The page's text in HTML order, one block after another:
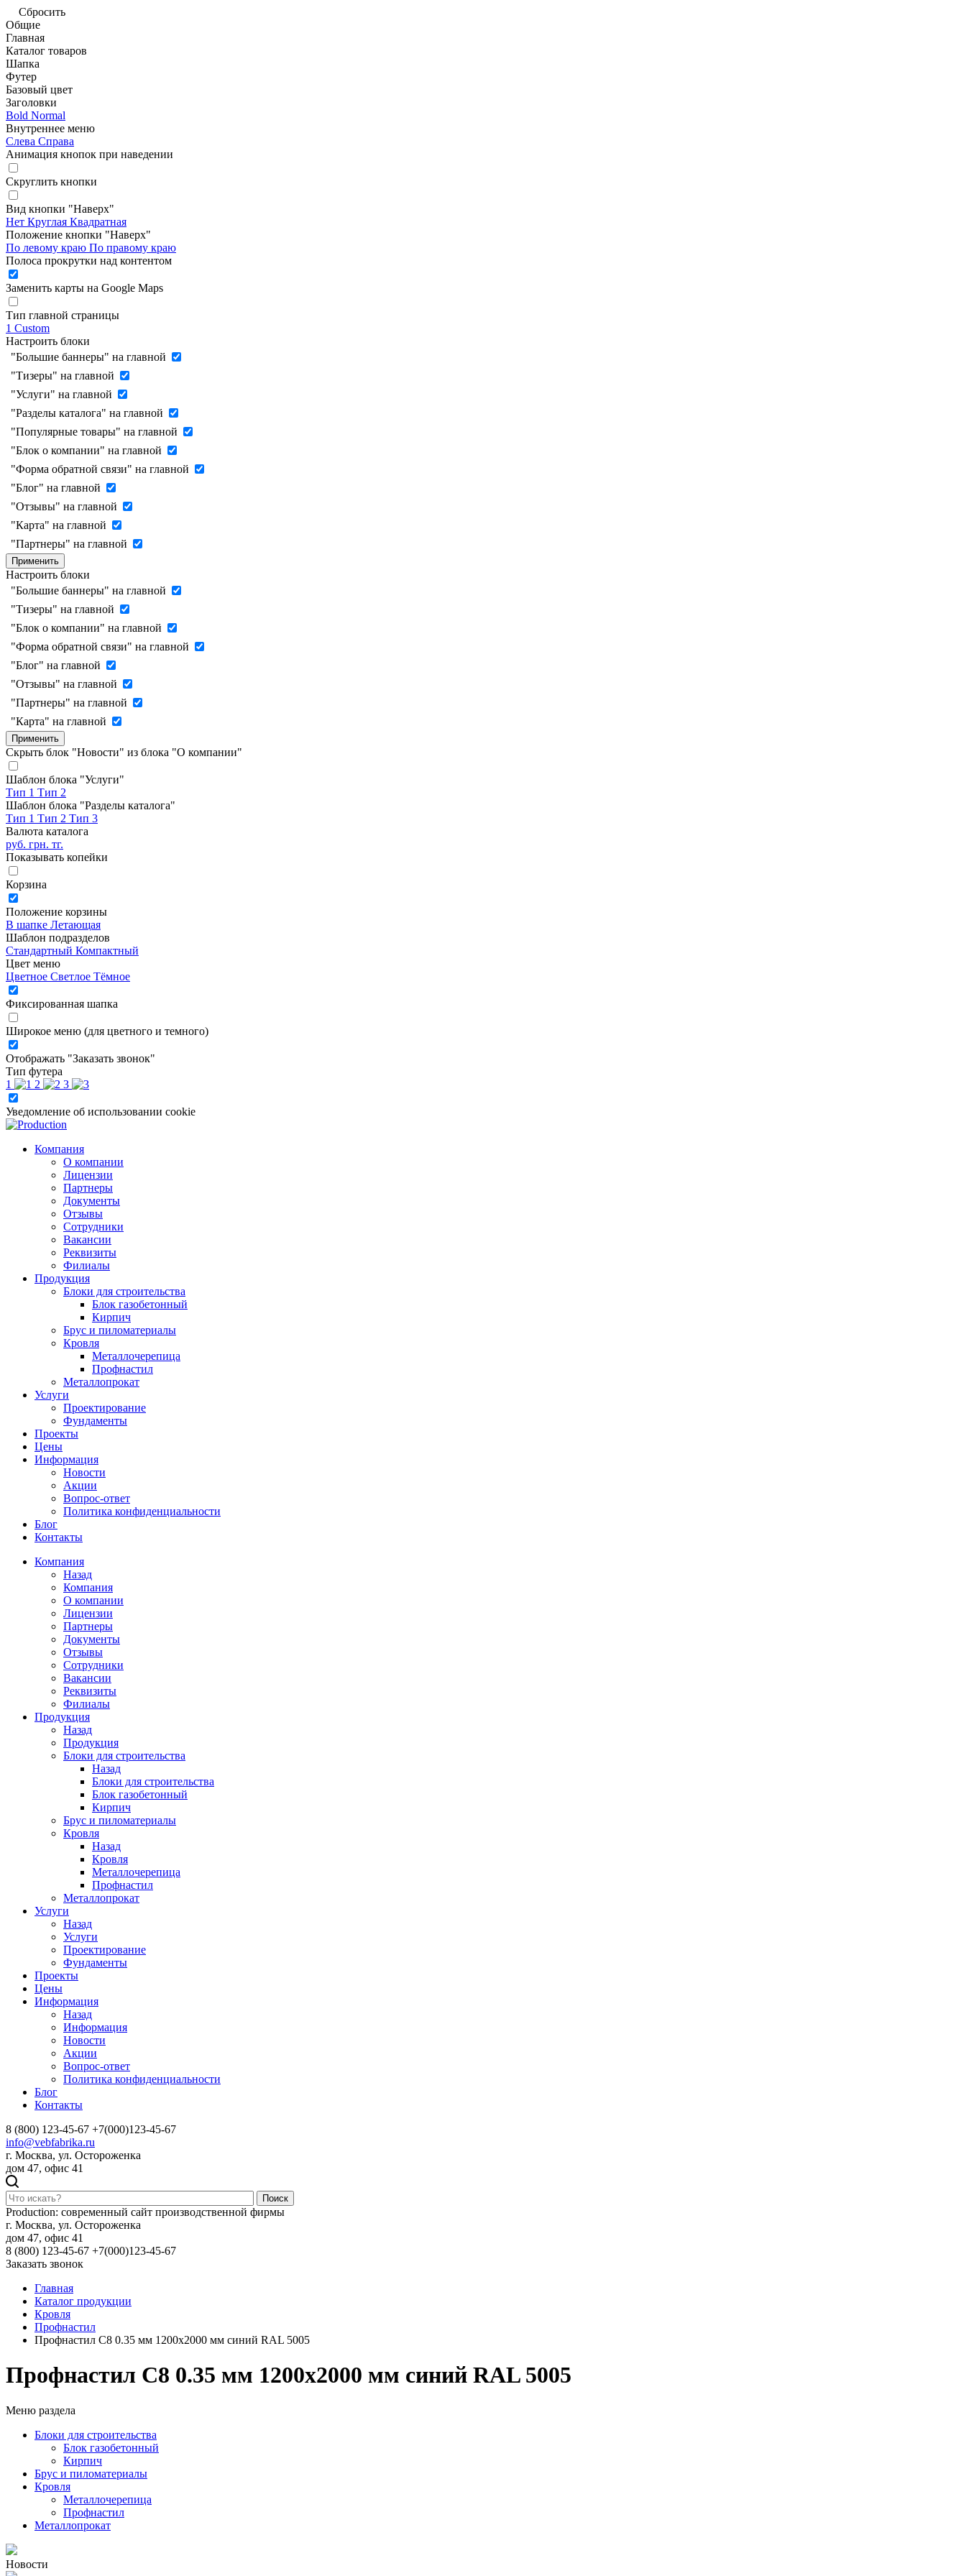
Сбросить
Общие
Главная
Каталог товаров
Шапка
Футер
Базовый цвет
Заголовки
Bold Normal
Внутреннее меню
Слева Справа
Анимация кнопок при наведении
Скруглить кнопки
Вид кнопки "Наверх"
Нет Круглая Квадратная
Положение кнопки "Наверх"
По левому краю По правому краю
Полоса прокрутки над контентом
Заменить карты на Google Maps
Тип главной страницы
1 Custom
Настроить блоки
"Большие баннеры" на главной
"Тизеры" на главной
"Услуги" на главной
"Разделы каталога" на главной
"Популярные товары" на главной
"Блок о компании" на главной
"Форма обратной связи" на главной
"Блог" на главной
"Отзывы" на главной
"Карта" на главной
"Партнеры" на главной
Применить
Настроить блоки
"Большие баннеры" на главной
"Тизеры" на главной
"Блок о компании" на главной
"Форма обратной связи" на главной
"Блог" на главной
"Отзывы" на главной
"Партнеры" на главной
"Карта" на главной
Применить
Скрыть блок "Новости" из блока "О компании"
Шаблон блока "Услуги"
Тип 1 Тип 2
Шаблон блока "Разделы каталога"
Тип 1 Тип 2 Тип 3
Валюта каталога
руб. грн. тг.
Показывать копейки
Корзина
Положение корзины
В шапке Летающая
Шаблон подразделов
Стандартный Компактный
Цвет меню
Цветное Светлое Тёмное
Фиксированная шапка
Широкое меню (для цветного и темного)
Отображать "Заказать звонок"
Тип футера
1
2 3
Уведомление об использовании cookie
Компания
О компании
Лицензии
Партнеры
Документы
Отзывы
Сотрудники
Вакансии
Реквизиты
Филиалы
Продукция
Блоки для строительства
Блок газобетонный
Кирпич
Брус и пиломатериалы
Кровля
Металлочерепица
Профнастил
Металлопрокат
Услуги
Проектирование
Фундаменты
Проекты
Цены
Информация
Новости
Акции
Вопрос-ответ
Политика конфиденциальности
Блог
Контакты
Компания
Назад
Компания
О компании
Лицензии
Партнеры
Документы
Отзывы
Сотрудники
Вакансии
Реквизиты
Филиалы
Продукция
Назад
Продукция
Блоки для строительства
Назад
Блоки для строительства
Блок газобетонный
Кирпич
Брус и пиломатериалы
Кровля
Назад
Кровля
Металлочерепица
Профнастил
Металлопрокат
Услуги
Назад
Услуги
Проектирование
Фундаменты
Проекты
Цены
Информация
Назад
Информация
Новости
Акции
Вопрос-ответ
Политика конфиденциальности
Блог
Контакты
8 (800) 123-45-67 +7(000)123-45-67
info@vebfabrika.ru
г. Москва, ул. Остороженка
дом 47, офис 41
Поиск
Production: современный сайт производственной фирмы
г. Москва, ул. Остороженка
дом 47, офис 41
8 (800) 123-45-67 +7(000)123-45-67
Заказать звонок
Главная
Каталог продукции
Кровля
Профнастил
Профнастил С8 0.35 мм 1200х2000 мм синий RAL 5005
Профнастил С8 0.35 мм 1200х2000 мм синий RAL 5005
Меню раздела
Блоки для строительства
Блок газобетонный
Кирпич
Брус и пиломатериалы
Кровля
Металлочерепица
Профнастил
Металлопрокат
Новости